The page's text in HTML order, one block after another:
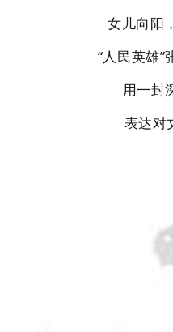
女儿向阳
“人民英雄”
用一封
表达对